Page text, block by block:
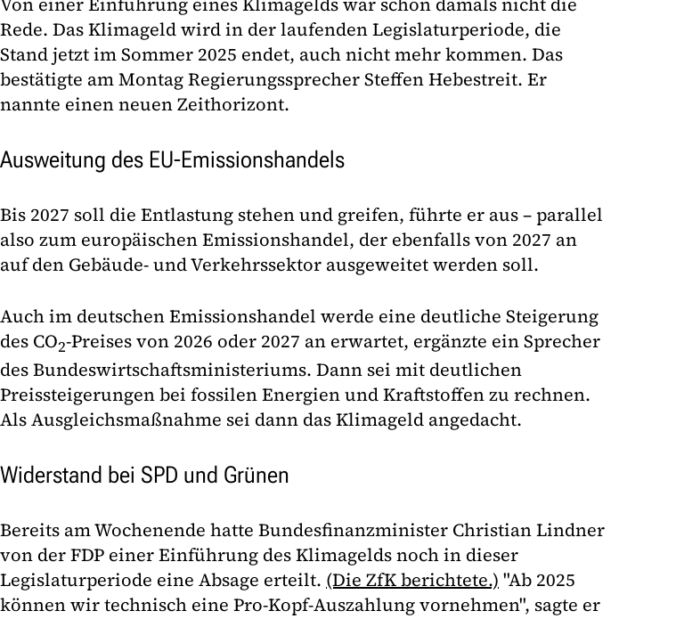
Rede. Das Klimageld wird in der laufenden Legislaturperiode, die
Stand jetzt im Sommer 2025 endet, auch nicht mehr kommen. Das
bestätigte am Montag Regierungssprecher Steffen Hebestreit. Er
nannte einen neuen Zeithorizont.
Ausweitung des EU-Emissionshandels
Bis 2027 soll die Entlastung stehen und greifen, führte er aus – parallel
also zum europäischen Emissionshandel, der ebenfalls von 2027 an
auf den Gebäude- und Verkehrssektor ausgeweitet werden soll.
Auch im deutschen Emissionshandel werde eine deutliche Steigerung
des CO2-Preises von 2026 oder 2027 an erwartet, ergänzte ein Sprecher
des Bundeswirtschaftsministeriums. Dann sei mit deutlichen
Preissteigerungen bei fossilen Energien und Kraftstoffen zu rechnen.
Als Ausgleichsmaßnahme sei dann das Klimageld angedacht.
Widerstand bei SPD und Grünen
Bereits am Wochenende hatte Bundesfinanzminister Christian Lindner
von der FDP einer Einführung des Klimagelds noch in dieser
Legislaturperiode eine Absage erteilt. (Die ZfK berichtete.) "Ab 2025
können wir technisch eine Pro-Kopf-Auszahlung vornehmen", sagte er